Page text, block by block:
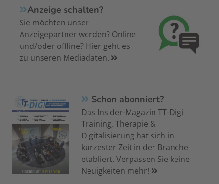
Anzeige schalten?
Sie möchten unser
Anzeigepartner werden? Online
und/oder offline? Hier geht es
zu unseren Mediadaten.
Schon abonniert?
Das Insider-Magazin TT-Digi
Training, Therapie &
Digitalisierung hat sich in
kürzester Zeit in der Branche
etabliert. Verpassen Sie keine
Neuigkeiten mehr!